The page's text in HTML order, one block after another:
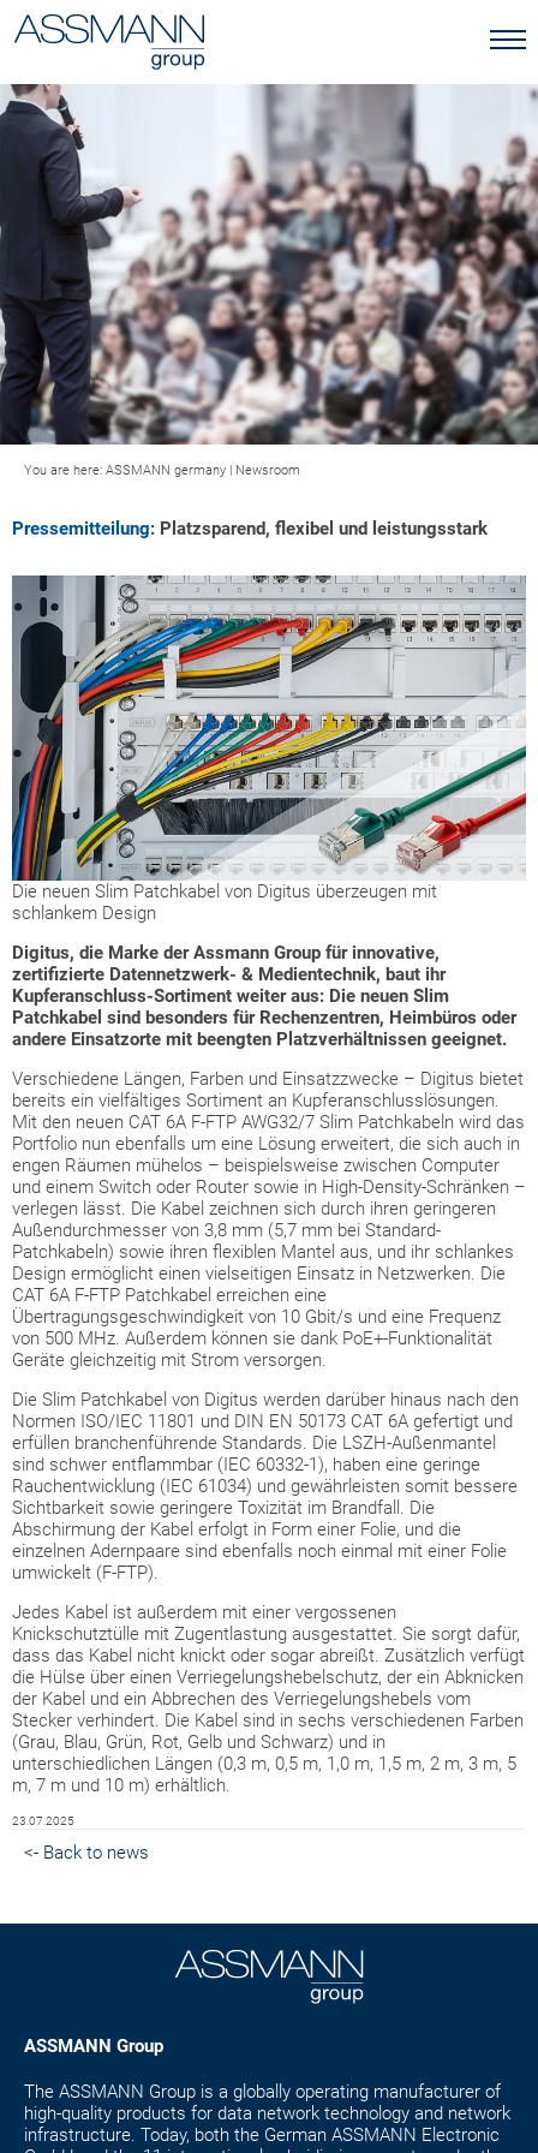
You are here: ASSMANN germany | Newsroom
Pressemitteilung: Platzsparend, flexibel und leistungsstark
Die neuen Slim Patchkabel von Digitus überzeugen mit
schlankem Design
Digitus, die Marke der Assmann Group für innovative,
zertifizierte Datennetzwerk- & Medientechnik, baut ihr
Kupferanschluss-Sortiment weiter aus: Die neuen Slim
Patchkabel sind besonders für Rechenzentren, Heimbüros oder
andere Einsatzorte mit beengten Platzverhältnissen geeignet.
Verschiedene Längen, Farben und Einsatzzwecke – Digitus bietet
bereits ein vielfältiges Sortiment an Kupferanschlusslösungen.
Mit den neuen CAT 6A F-FTP AWG32/7 Slim Patchkabeln wird das
Portfolio nun ebenfalls um eine Lösung erweitert, die sich auch in
engen Räumen mühelos – beispielsweise zwischen Computer
und einem Switch oder Router sowie in High-Density-Schränken –
verlegen lässt. Die Kabel zeichnen sich durch ihren geringeren
Außendurchmesser von 3,8 mm (5,7 mm bei Standard-
Patchkabeln) sowie ihren flexiblen Mantel aus, und ihr schlankes
Design ermöglicht einen vielseitigen Einsatz in Netzwerken. Die
CAT 6A F-FTP Patchkabel erreichen eine
Übertragungsgeschwindigkeit von 10 Gbit/s und eine Frequenz
von 500 MHz. Außerdem können sie dank PoE+-Funktionalität
Geräte gleichzeitig mit Strom versorgen.
Die Slim Patchkabel von Digitus werden darüber hinaus nach den
Normen ISO/IEC 11801 und DIN EN 50173 CAT 6A gefertigt und
erfüllen branchenführende Standards. Die LSZH-Außenmantel
sind schwer entflammbar (IEC 60332-1), haben eine geringe
Rauchentwicklung (IEC 61034) und gewährleisten somit bessere
Sichtbarkeit sowie geringere Toxizität im Brandfall. Die
Abschirmung der Kabel erfolgt in Form einer Folie, und die
einzelnen Adernpaare sind ebenfalls noch einmal mit einer Folie
umwickelt (F-FTP).
Jedes Kabel ist außerdem mit einer vergossenen
Knickschutztülle mit Zugentlastung ausgestattet. Sie sorgt dafür,
dass das Kabel nicht knickt oder sogar abreißt. Zusätzlich verfügt
die Hülse über einen Verriegelungshebelschutz, der ein Abknicken
der Kabel und ein Abbrechen des Verriegelungshebels vom
Stecker verhindert. Die Kabel sind in sechs verschiedenen Farben
(Grau, Blau, Grün, Rot, Gelb und Schwarz) und in
unterschiedlichen Längen (0,3 m, 0,5 m, 1,0 m, 1,5 m, 2 m, 3 m, 5
m, 7 m und 10 m) erhältlich.
23.07.2025
<- Back to news
ASSMANN Group
The ASSMANN Group is a globally operating manufacturer of
high-quality products for data network technology and network
infrastructure. Today, both the German ASSMANN Electronic